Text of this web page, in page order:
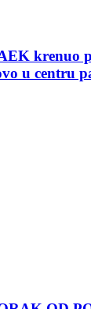
krenuo
u centru